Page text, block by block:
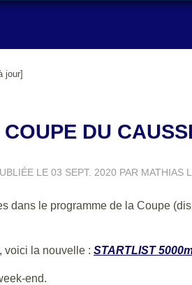
jour]
DU
LE 03 SEPT. 2020 PAR MATHIAS
dans le programme de la Coupe
voici la nouvelle : STARTLIST
end.